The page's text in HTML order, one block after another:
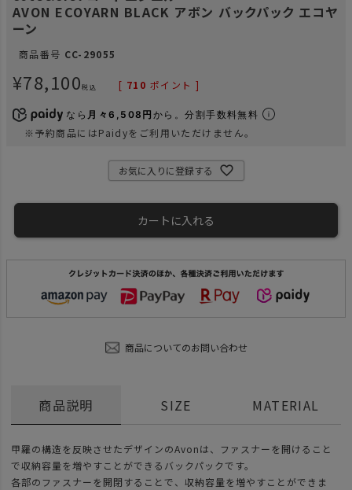
AVON ECOYARN BLACK アボン バックパック エコヤ
ーン
商品番号 CC-29055
¥78,100税込 [ 710 ポイント ]
なら 月々6,508円 から。分割手数料無料
※予約商品にはPaidyをご利用いただけません。
お気に入りに登録する
カートに入れる
商品についてのお問い合わせ
商品説明
甲羅の構造を反映させたデザインのAvonは、ファスナーを開けること
で収納容量を増やすことができるバックパックです。
各部のファスナーを開閉することで、収納容量を増やすことができま
SIZE MATERIAL